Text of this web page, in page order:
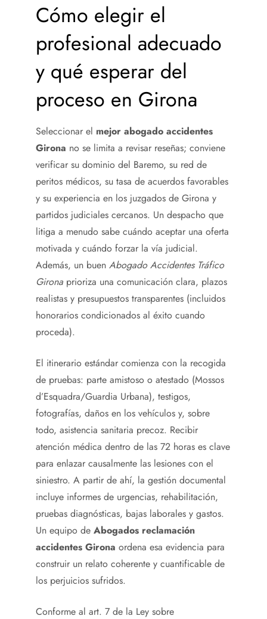
Cómo elegir el
profesional adecuado
y qué esperar del
proceso en Girona
Seleccionar el mejor abogado accidentes
Girona no se limita a revisar reseñas; conviene
verificar su dominio del Baremo, su red de
peritos médicos, su tasa de acuerdos favorables
y su experiencia en los juzgados de Girona y
partidos judiciales cercanos. Un despacho que
litiga a menudo sabe cuándo aceptar una oferta
motivada y cuándo forzar la vía judicial.
Además, un buen Abogado Accidentes Tráfico
Girona prioriza una comunicación clara, plazos
realistas y presupuestos transparentes (incluidos
honorarios condicionados al éxito cuando
proceda).
El itinerario estándar comienza con la recogida
de pruebas: parte amistoso o atestado (Mossos
d’Esquadra/Guardia Urbana), testigos,
fotografías, daños en los vehículos y, sobre
todo, asistencia sanitaria precoz. Recibir
atención médica dentro de las 72 horas es clave
para enlazar causalmente las lesiones con el
siniestro. A partir de ahí, la gestión documental
incluye informes de urgencias, rehabilitación,
pruebas diagnósticas, bajas laborales y gastos.
Un equipo de Abogados reclamación
accidentes Girona ordena esa evidencia para
construir un relato coherente y cuantificable de
los perjuicios sufridos.
Conforme al art. 7 de la Ley sobre